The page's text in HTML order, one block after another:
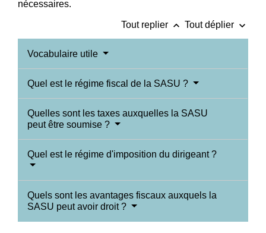
nécessaires.
Tout replier keyboard_arrow_up Tout déplier keyboard_arrow_down
Vocabulaire utile
Quel est le régime fiscal de la SASU ?
Quelles sont les taxes auxquelles la SASU
peut être soumise ?
Quel est le régime d'imposition du dirigeant ?
Quels sont les avantages fiscaux auxquels la
SASU peut avoir droit ?